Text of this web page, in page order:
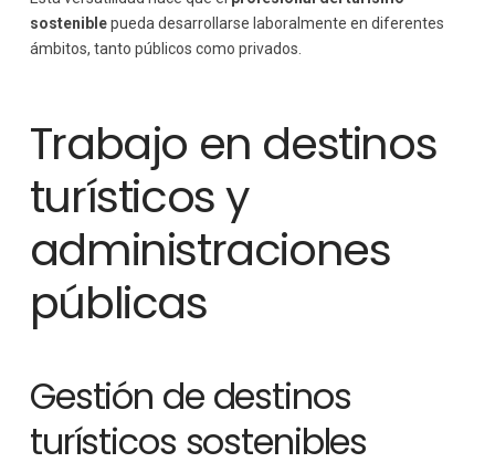
sosteniblepueda desarrollarse laboralmente en diferentes
ámbitos, tanto públicos como privados.
Trabajo en destinos
turísticos y
administraciones
públicas
Gestión de destinos
turísticos sostenibles